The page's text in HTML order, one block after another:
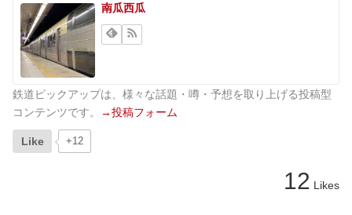
南瓜西瓜
鉄道ピックアップは、様々な話題・噂・予想を取り上げる投稿型
コンテンツです。
→投稿フォーム
Like +12
12 Likes